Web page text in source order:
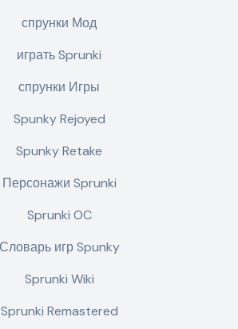
спрунки Мод
играть Sprunki
спрунки Игры
Spunky Rejoyed
Spunky Retake
Персонажи Sprunki
Sprunki OC
Словарь игр Spunky
Sprunki Wiki
Sprunki Remastered